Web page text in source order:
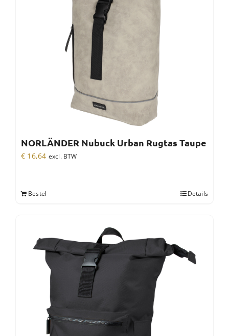
NORLÄNDER Nubuck Urban Rugtas Taupe
€ 16,64 excl. BTW
Bestel Details